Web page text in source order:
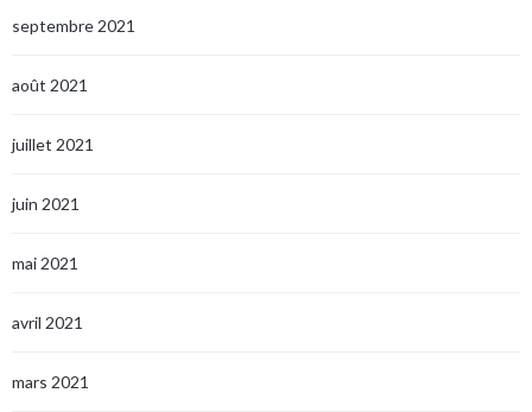
septembre 2021
août 2021
juillet 2021
juin 2021
mai 2021
avril 2021
mars 2021